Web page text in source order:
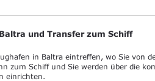
und Transfer zum Schiff
in Baltra eintreffen, wo Sie von
zum Schiff und Sie werden über die
einrichten.